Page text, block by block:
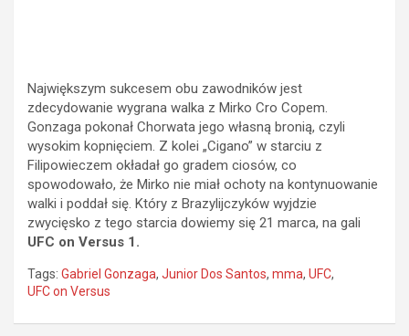
Największym sukcesem obu zawodników jest
zdecydowanie wygrana walka z Mirko Cro Copem.
Gonzaga pokonał Chorwata jego własną bronią, czyli
wysokim kopnięciem. Z kolei „Cigano” w starciu z
Filipowieczem okładał go gradem ciosów, co
spowodowało, że Mirko nie miał ochoty na kontynuowanie
walki i poddał się. Który z Brazylijczyków wyjdzie
zwycięsko z tego starcia dowiemy się 21 marca, na gali
UFC on Versus 1.
Tags: Gabriel Gonzaga, Junior Dos Santos, mma, UFC,
UFC on Versus